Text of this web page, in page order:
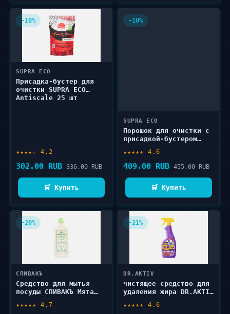
-10%
SUPRA ECO
Присадка-бустер для
очистки SUPRA ECO
Antiscale 25 шт
★★★★☆ 4.2
302.00 RUB 336.00 RUB
🛒 Купить
-10%
SUPRA ECO
Порошок для очистки с
присадкой-бустером
machines and
dishwashers 25 шт
★★★★★ 4.6
409.00 RUB 455.00 RUB
🛒 Купить
-20%
СПИВАКЪ
Средство для мытья
посуды СПИВАКЪ Мята
★★★★★ 4.7
-21%
DR.AKTIV
чистящее средство для
удаления жира DR.AKTIV
500 мл
★★★★★ 4.6